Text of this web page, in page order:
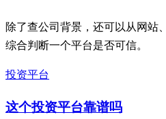
除了查公司背景，还可以从网站
综合判断一个平台是否可信。
投资平台
这个投资平台靠谱吗